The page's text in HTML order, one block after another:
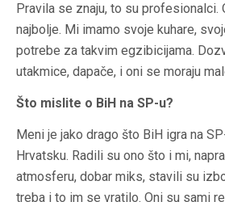
Pravila se znaju, to su profesionalci.
najbolje. Mi imamo svoje kuhare,
potrebe za takvim egzibicijama.
utakmice, dapače, i oni se moraju
Što mislite o BiH na SP-u?
Meni je jako drago što BiH igra na
Hrvatsku. Radili su ono što i mi,
atmosferu, dobar miks, stavili su
treba i to im se vratilo. Oni su sami